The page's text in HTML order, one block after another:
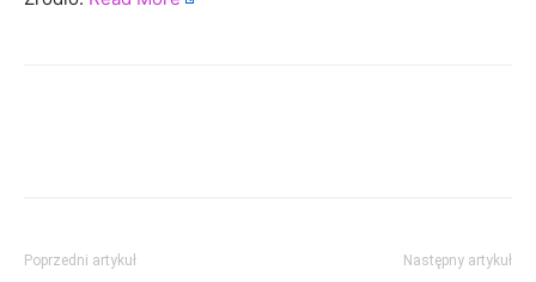
Poprzedni artykuł Następny artykuł